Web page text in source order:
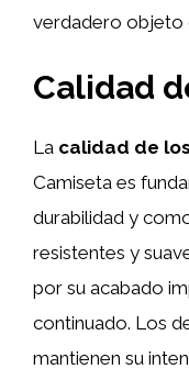
verdadero objeto
Calidad
La calidad de
Camiseta es
durabilidad y
resistentes y
por su acabado
continuado. Los
mantienen su